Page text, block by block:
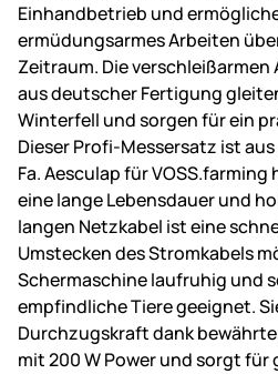
Einhandbetrieb und
ermüdungsarmes Arbeiten
Zeitraum. Die
aus deutscher Fertigung
Winterfell und sorgen für ein
Dieser Profi-Messersatz ist
Fa. Aesculap für
eine lange Lebensdauer und
langen Netzkabel ist eine
Umstecken des Stromkabels
Schermaschine laufruhig und
empfindliche Tiere geeignet.
Durchzugskraft dank
mit 200 W Power und sorgt